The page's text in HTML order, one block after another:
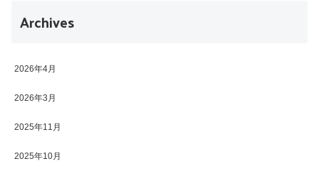
Archives
2026年4月
2026年3月
2025年11月
2025年10月